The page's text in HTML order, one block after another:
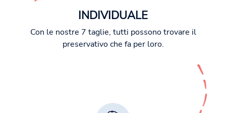
INDIVIDUALE
Con le nostre 7 taglie, tutti possono trovare il
preservativo che fa per loro.